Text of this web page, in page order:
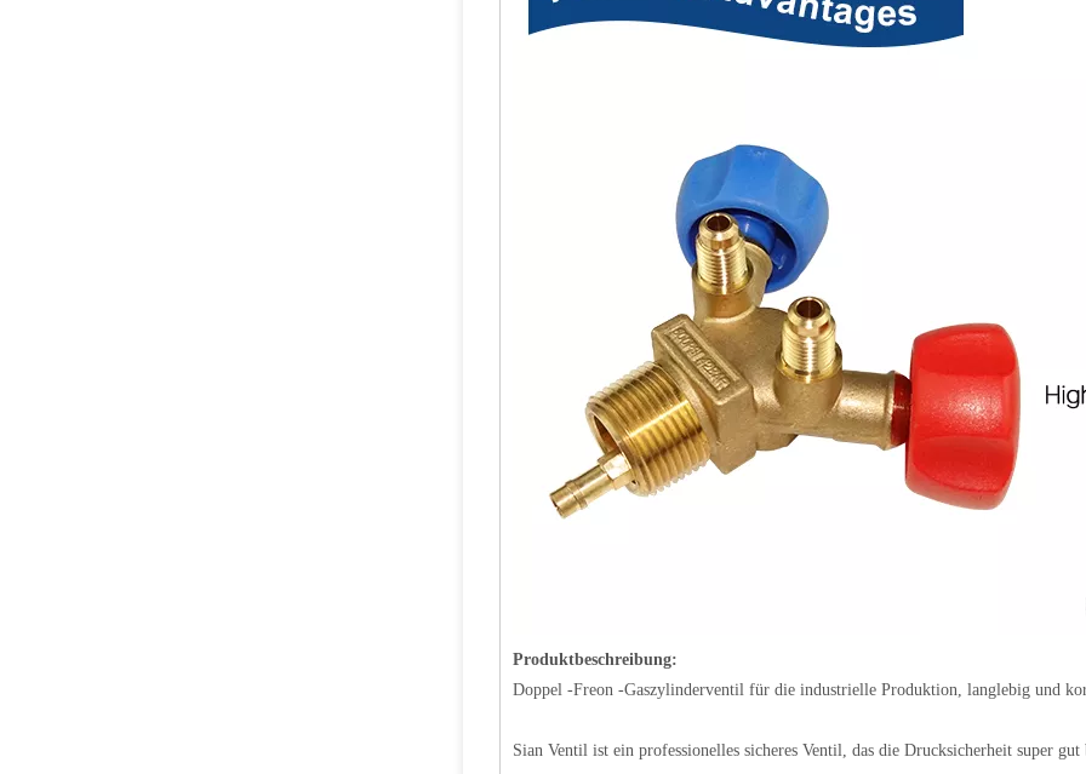
Produktbeschreibung:
Doppel -Freon -Gaszylinderventil für die industrielle Produktion, langlebig und
Sian Ventil ist ein professionelles sicheres Ventil, das die Drucksicherheit super